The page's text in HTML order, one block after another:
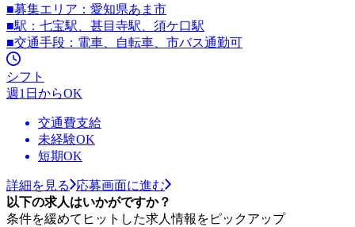
■募集エリア：愛知県あま市
■駅：七宝駅、甚目寺駅、須ケ口駅
■交通手段：電車、自転車、市バス通勤可
シフト
週1日からOK
交通費支給
未経験OK
短期OK
詳細を見る
応募画面に進む
以下の求人はいかがですか？
条件を緩めてヒットした求人情報をピックアップ